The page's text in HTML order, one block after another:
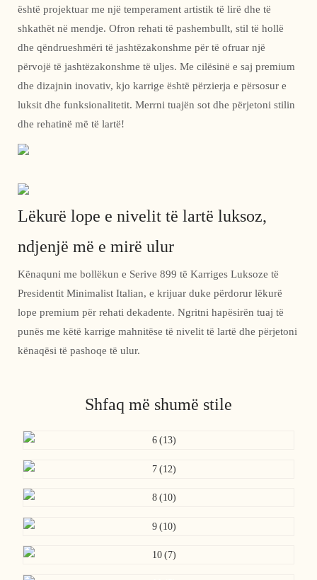
është projektuar me një temperament artistik të lirë dhe të
shkathët në mendje. Ofron rehati të pashembullt, stil të hollë
dhe qëndrueshmëri të jashtëzakonshme për të ofruar një
përvojë të jashtëzakonshme të uljes. Me cilësinë e saj premium
dhe dizajnin inovativ, kjo karrige është përzierja e përsosur e
luksit dhe funksionalitetit. Merrni tuajën sot dhe përjetoni stilin
dhe rehatinë më të lartë!
Lëkurë lope e nivelit të lartë luksoz,
ndjenjë më e mirë ulur
Kënaquni me bollëkun e Serive 899 të Karriges Luksoze të
Presidentit Minimalist Italian, e krijuar duke përdorur lëkurë
lope premium për rehati dekadente. Ngritni hapësirën tuaj të
punës me këtë karrige mahnitëse të nivelit të lartë dhe përjetoni
kënaqësi të pashoqe të ulur.
Shfaq më shumë stile